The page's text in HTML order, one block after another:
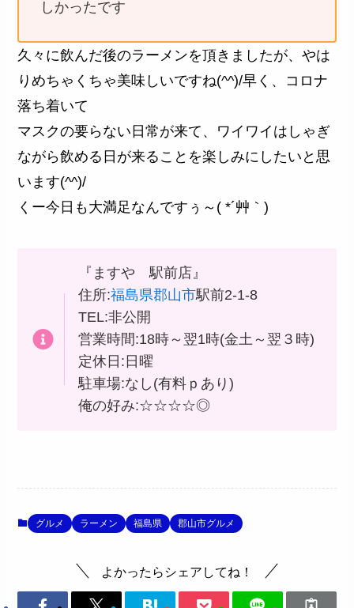
しかったです
久々に飲んだ後のラーメンを頂きましたが、やは
りめちゃくちゃ美味しいですね(^^)/早く、コロナ
落ち着いて
マスクの要らない日常が来て、ワイワイはしゃぎ
ながら飲める日が来ることを楽しみにしたいと思
います(^^)/
くー今日も大満足なんですぅ～( *´艸｀)
『ますや 駅前店』
住所:福島県郡山市駅前2-1-8
TEL:非公開
営業時間:18時～翌1時(金土～翌３時)
定休日:日曜
駐車場:なし(有料ｐあり)
俺の好み:☆☆☆☆◎
グルメ ラーメン 福島県 郡山市グルメ
よかったらシェアしてね！